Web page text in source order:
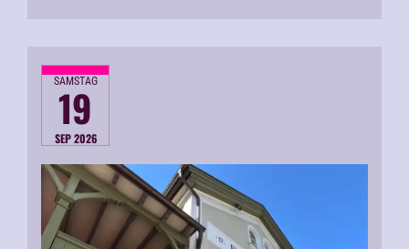
SAMSTAG
19
SEP 2026